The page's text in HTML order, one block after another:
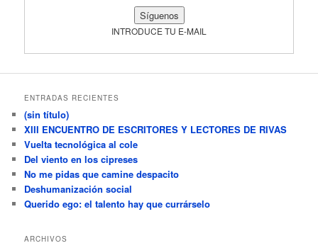
INTRODUCE TU E-MAIL
ENTRADAS RECIENTES
(sin título)
XIII ENCUENTRO DE ESCRITORES Y LECTORES DE RIVAS
Vuelta tecnológica al cole
Del viento en los cipreses
No me pidas que camine despacito
Deshumanización social
Querido ego: el talento hay que currárselo
ARCHIVOS